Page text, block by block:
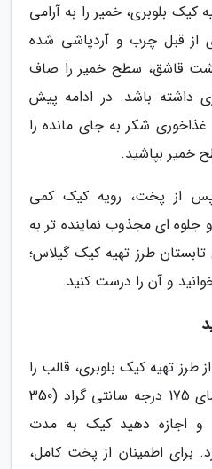
کیک بلوبری، خمیر را به آرامی
متری از قبل چرب و آردپاشی شده
پشت قاشق، سطح خمیر را صاف
داشته باشد. در ادامه پیش
شکر به جای مانده را
خمیر بپاشید.
از پخت، رویه کیک کمی
جلوه ای مجذوب نماینده تر به
طرز تهیه کیک گیلاس؛
و آن را درست کنید.
طرز تهیه کیک بلوبری، قالب را
در فر از قبل گرم شده با دمای 175 درجه سانتی گراد (350
و اجازه دهید کیک به مدت
دقیقه بپزد. برای اطمینان از پخت کامل،